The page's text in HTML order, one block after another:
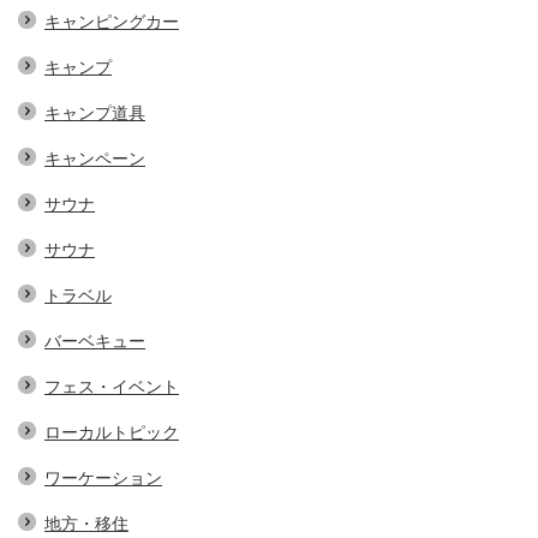
キャンピングカー
キャンプ
キャンプ道具
キャンペーン
サウナ
サウナ
トラベル
バーベキュー
フェス・イベント
ローカルトピック
ワーケーション
地方・移住